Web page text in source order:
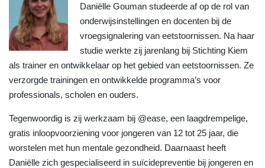
Daniëlle Gouman studeerde af op de rol van
onderwijsinstellingen en docenten bij de
vroegsignalering van eetstoornissen. Na haar
studie werkte zij jarenlang bij Stichting Kiem
als trainer en ontwikkelaar op het gebied van eetstoornissen. Ze
verzorgde trainingen en ontwikkelde programma’s voor
professionals, scholen en ouders.
Tegenwoordig is zij werkzaam bij @ease, een laagdrempelige,
gratis inloopvoorziening voor jongeren van 12 tot 25 jaar, die
worstelen met hun mentale gezondheid. Daarnaast heeft
Daniëlle zich gespecialiseerd in suïcidepreventie bij jongeren en